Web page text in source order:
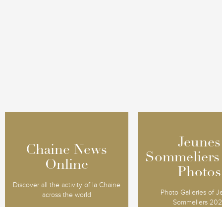
Chaine News
Online
Discover all the activity of la Chaine
across the world
Chaine News
Online
Jeunes
Photos
Photo Galleries of
Sommeliers
Jeunes
Photos